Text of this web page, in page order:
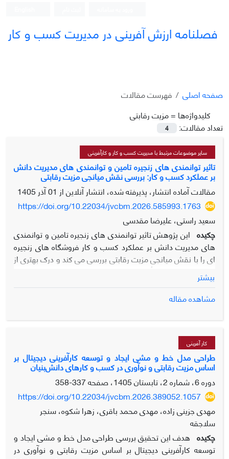
فصلنامه ارزش آفرینی در مدیریت کسب و کار
صفحه اصلی
فهرست مقالات
کلیدواژه‌ها =مزیت رقابتی
تعداد مقالات:
4
سایر موضوعات مرتبط با مدیریت کسب و کار و کارآفرینی
تاثیر توانمندی های زنجیره تامین و توانمندی های مدیریت دانش
بر عملکرد کسب و کار: بررسی نقش میانجی مزیت رقابتی
مقالات آماده انتشار، پذیرفته شده، انتشار آنلاین از 01 آذر 1405
https://doi.org/10.22034/jvcbm.2026.585993.1763
سعید راستی، علیرضا مقدسی
چکیده
این پژوهش‎ تاثیر توانمندی های زنجیره تامین و توانمندی
های مدیریت دانش بر عملکرد کسب و کار فروشگاه های زنجیره
ای را با نقش میانجی مزیت رقابتی بررسی می کند و درک بهتری از
قابلیت‌های زنجیره تأمین و قابلیت‌های مدیریت دانش و عملکرد
کسب و کار فروشگاه‌های زنجیره‌ای مشهد ارائه می‌دهد.تحقیق از
بعد هدف، کاربردی و از نظر روش گردآوری اطلاعات توصیفی
روش تجزیه و تحلیل داده ها همبستگی است. نویسندگان،
معیارهای مدل را از ادبیات موجود استخراج می‌کنند. جامعه آماری
پژوهش مدیران و کارکنان مالی، بازاریابی، تحقیق و توسعه، توزیع
و فناوری اطلاعات و همچنین تأمین کنندگان بخش تدارکات شعب
مختلف فروشگاه های زنجیره ای سطح اول شهرمشهد در ایران
شامل شهرما، رفاه، افق کوروش، هایپرمی، باما و اتکا بوده اند.
این مطالعه از یک رویکرد کمی برای آزمون فرضیه‌های پیشنهادی
استفاده می‌کند، داده‌های‎ ‎آماری با‎ ‎استفاده‎ ‎از ‎روش معادلات
تأمین بر مزیت رقابتی و عملکرد کسب و کار تأثیر می‌گذارند و
قابلیت‌های مدیریت دانش نیز به طور قابل توجهی بر مزیت رقابتی
بیشتر
مشاهده مقاله
کار آفرینی
طراحی مدل خط و مشی ایجاد و توسعه کارآفرینی دیجیتال بر
اساس مزیت رقابتی و نوآوری در کسب و کارهای دانش‌بنیان
دوره 6، شماره 2، تابستان 1405، صفحه
337-358
https://doi.org/10.22034/jvcbm.2026.389052.1057
مهدی جزینی زاده، مهدی محمد باقری، زهرا شکوه، سنجر
سلاجقه
چکیده هدف این تحقیق بررسی طراحی مدل خط و مشی ایجاد و
توسعه کارآفرینی دیجیتال بر اساس مزیت رقابتی و نوآوری در